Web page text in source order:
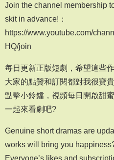
Join the channel membership
skit in advance!：
https://www.youtube.com/
HQ/join
每日更新正版短劇，希望這些
大家的點贊和訂閱都對我很寶貴
點擊小鈴鐺，視頻每日開啟甜蜜
一起來看劇吧?
Genuine short dramas are
works will bring you
Everyone’s likes and